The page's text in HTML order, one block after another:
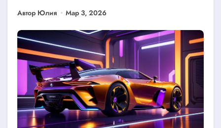
Автор Юлия Мар 3, 2026